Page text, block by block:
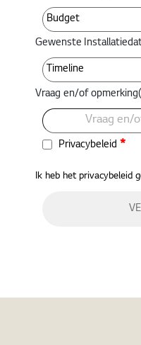
Gewenste
Vraag en/of
Privacybeleid *
Ik heb het privacybeleid